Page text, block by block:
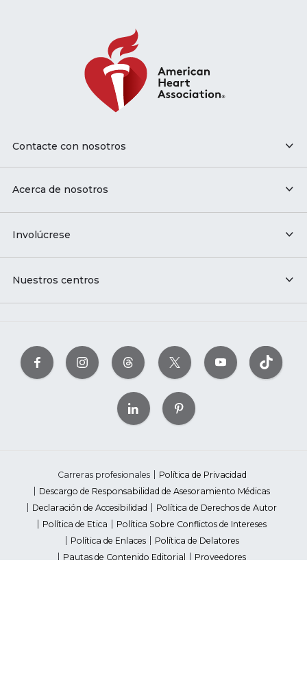
Contacte con nosotros
Acerca de nosotros
Involúcrese
Nuestros centros
Carreras profesionales
Política de Privacidad
Descargo de Responsabilidad de Asesoramiento Médicas
Declaración de Accesibilidad
Política de Derechos de Autor
Política de Etica
Política Sobre Conflictos de Intereses
Política de Enlaces
Política de Delatores
Pautas de Contenido Editorial
Proveedores